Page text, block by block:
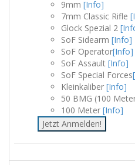
9mm [Info]
7mm Classic Rifle
Glock Spezial 2
SoF Sidearm [Info]
SoF Operator[Info]
SoF Assault [Info]
SoF Special Forces
Kleinkaliber [Info]
50 BMG (100
100 Meter [Info]
Jetzt Anmelden!